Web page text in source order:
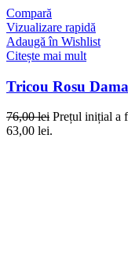
Compară
Vizualizare rapidă
Adaugă în Wishlist
Citește mai mult
Tricou Rosu
76,00lei Prețul inițial a
63,00 lei.